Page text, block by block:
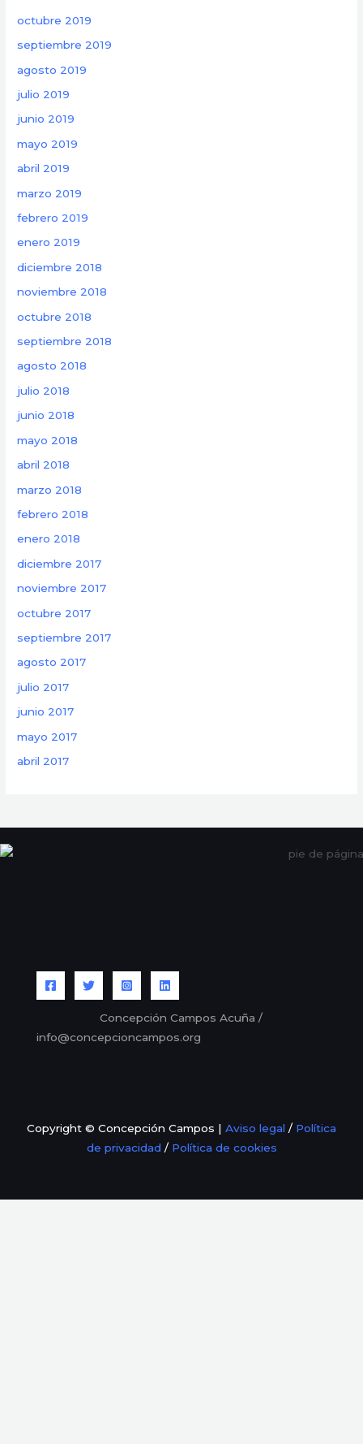
octubre 2019
septiembre 2019
agosto 2019
julio 2019
junio 2019
mayo 2019
abril 2019
marzo 2019
febrero 2019
enero 2019
diciembre 2018
noviembre 2018
octubre 2018
septiembre 2018
agosto 2018
julio 2018
junio 2018
mayo 2018
abril 2018
marzo 2018
febrero 2018
enero 2018
diciembre 2017
noviembre 2017
octubre 2017
septiembre 2017
agosto 2017
julio 2017
junio 2017
mayo 2017
abril 2017
Concepción Campos Acuña /
info@concepcioncampos.org
Copyright © Concepción Campos | Aviso legal / Política
de privacidad/ Política de cookies